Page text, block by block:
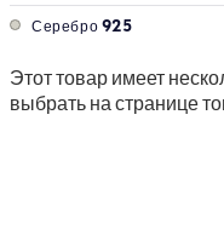
Серебро 925
Этот товар имеет
выбрать на странице